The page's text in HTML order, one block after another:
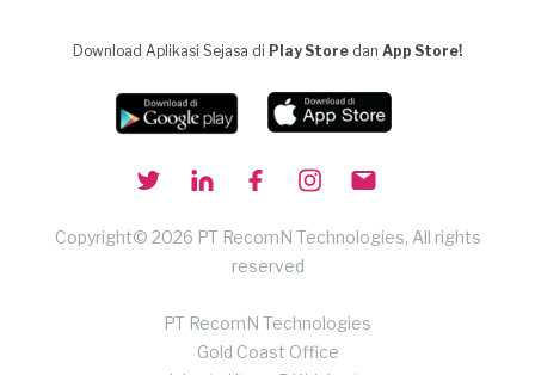
Download Aplikasi Sejasa di Play Store dan App Store!
Copyright© 2026 PT RecomN Technologies, All rights
reserved
PT RecomN Technologies
Gold Coast Office